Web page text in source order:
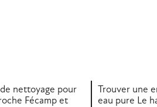
nettoyage pour
Fécamp et
Trouver une
eau pure Le